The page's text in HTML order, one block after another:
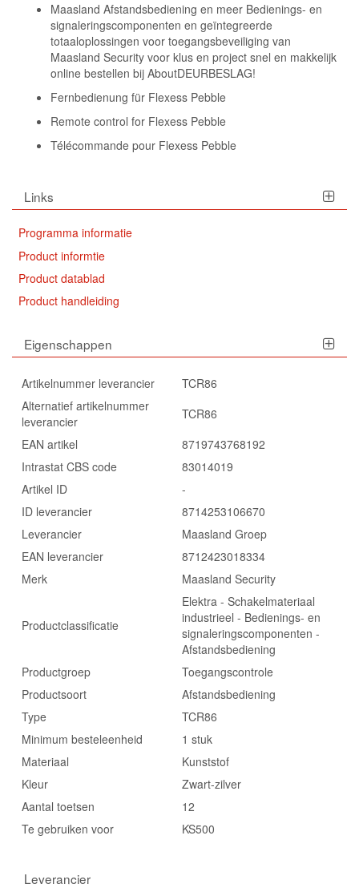
Maasland Afstandsbediening en meer Bedienings- en
signaleringscomponenten en geïntegreerde
totaaloplossingen voor toegangsbeveiliging van
Maasland Security voor klus en project snel en makkelijk
online bestellen bij AboutDEURBESLAG!
Fernbedienung für Flexess Pebble
Remote control for Flexess Pebble
Télécommande pour Flexess Pebble
Links
Programma informatie
Product informtie
Product datablad
Product handleiding
Eigenschappen
Artikelnummer leverancier
TCR86
Alternatief artikelnummer
leverancier
TCR86
EAN artikel
8719743768192
Intrastat CBS code
83014019
Artikel ID
-
ID leverancier
8714253106670
Leverancier
Maasland Groep
EAN leverancier
8712423018334
Merk
Maasland Security
Productclassificatie
Elektra - Schakelmateriaal
industrieel - Bedienings- en
signaleringscomponenten -
Afstandsbediening
Productgroep
Toegangscontrole
Productsoort
Afstandsbediening
Type
TCR86
Minimum besteleenheid
1 stuk
Materiaal
Kunststof
Kleur
Zwart-zilver
Aantal toetsen
12
Te gebruiken voor
KS500
Leverancier